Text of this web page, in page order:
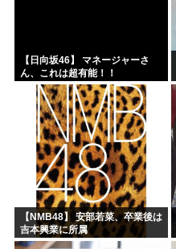
【日向坂46】 マネージャーさ
ん、これは超有能！！
【NMB48】 安部若菜、卒業後は
吉本興業に所属